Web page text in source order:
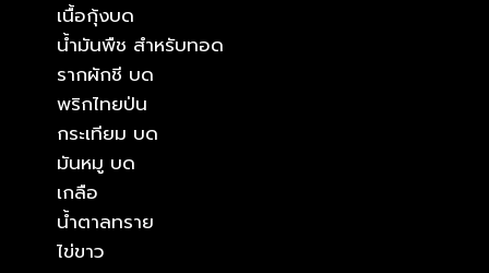
เนื้อกุ้งบด
น้ำมันพืช สำหรับทอด
รากผักชี บด
พริกไทยป่น
กระเทียม บด
มันหมู บด
เกลือ
น้ำตาลทราย
ไข่ขาว